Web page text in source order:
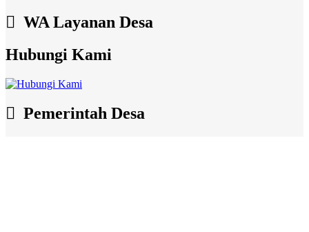
WA Layanan Desa
Hubungi Kami
Pemerintah Desa